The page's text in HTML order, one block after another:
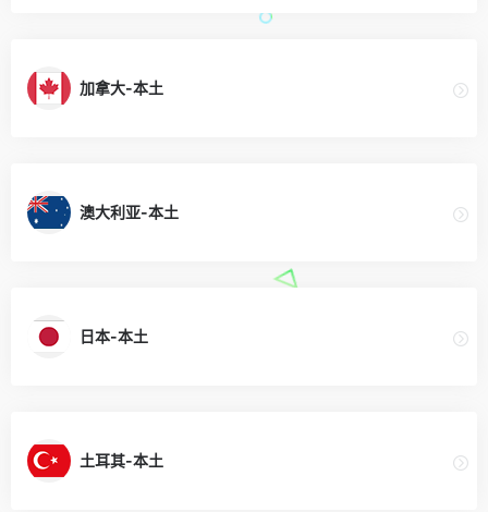
加拿大-本土
澳大利亚-本土
日本-本土
土耳其-本土